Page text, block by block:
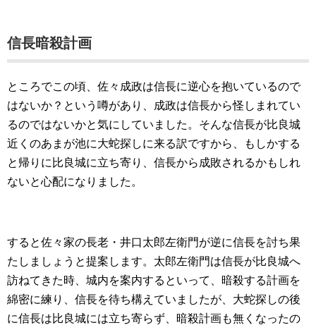
信長暗殺計画
ところでこの頃、佐々成政は信長に逆心を抱いているので
はないか？という噂があり、成政は信長から怪しまれてい
るのではないかと気にしていました。そんな信長が比良城
近くのあまが池に大蛇探しに来る訳ですから、もしかする
と帰りに比良城に立ち寄り、信長から成敗されるかもしれ
ないと心配になりました。
すると佐々家の長老・井口太郎左衛門が逆に信長を討ち果
たしましょうと提案します。太郎左衛門は信長が比良城へ
訪ねてきた時、城内を案内するといって、暗殺する計画を
綿密に練り、信長を待ち構えていましたが、大蛇探しの後
に信長は比良城には立ち寄らず、暗殺計画も無くなったの